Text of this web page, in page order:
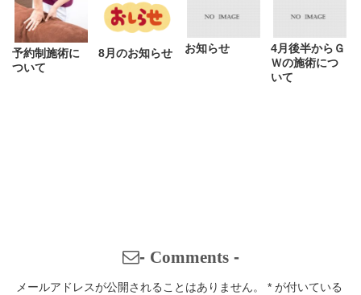
予約制施術に
ついて
8月のお知らせ お知らせ
4月後半からＧ
Ｗの施術につ
いて
- Comments-
メールアドレスが公開されることはありません。 * が付いている